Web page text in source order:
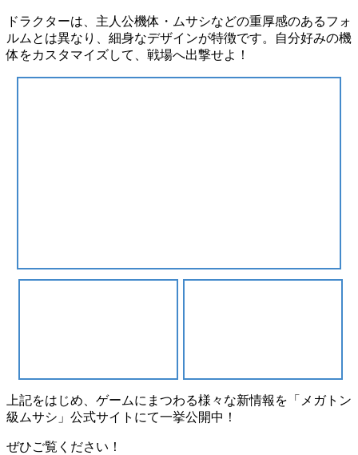
ドラクターは、主人公機体・ムサシなどの重厚感のあるフォ
ルムとは異なり、細身なデザインが特徴です。自分好みの機
体をカスタマイズして、戦場へ出撃せよ！
上記をはじめ、ゲームにまつわる様々な新情報を「メガトン
級ムサシ」公式サイトにて一挙公開中！
ぜひご覧ください！